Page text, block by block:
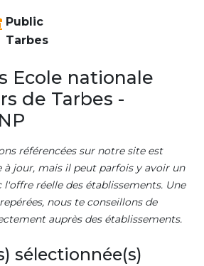
Public
Tarbes
Ecole nationale
de Tarbes -
référencées sur notre site est
jour, mais il peut parfois y avoir un
l'offre réelle des établissements. Une
nous te conseillons de
auprès des établissements.
sélectionnée(s)